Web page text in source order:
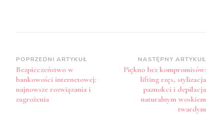
Zobacz
wpisy
POPRZEDNI ARTYKUŁ
Bezpieczeństwo w
bankowości internetowej:
najnowsze rozwiązania i
zagrożenia
NASTĘPNY ARTYKUŁ
Piękno bez kompromisów:
lifting rzęs, stylizacja
paznokci i depilacja
naturalnym woskiem
twardym